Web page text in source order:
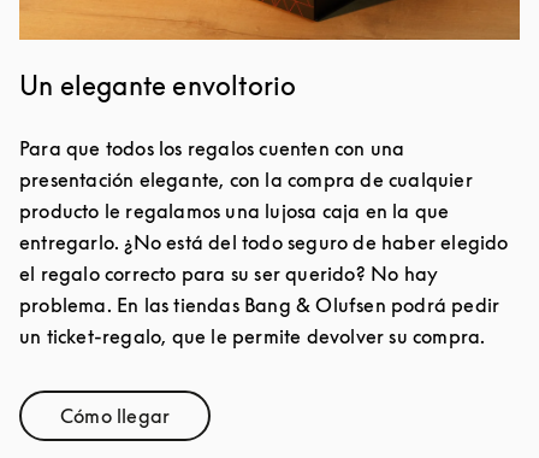
Un elegante envoltorio
Para que todos los regalos cuenten con una
presentación elegante, con la compra de cualquier
producto le regalamos una lujosa caja en la que
entregarlo. ¿No está del todo seguro de haber elegido
el regalo correcto para su ser querido? No hay
problema. En las tiendas Bang & Olufsen podrá pedir
un ticket-regalo, que le permite devolver su compra.
Cómo llegarLink Opens in New Tab